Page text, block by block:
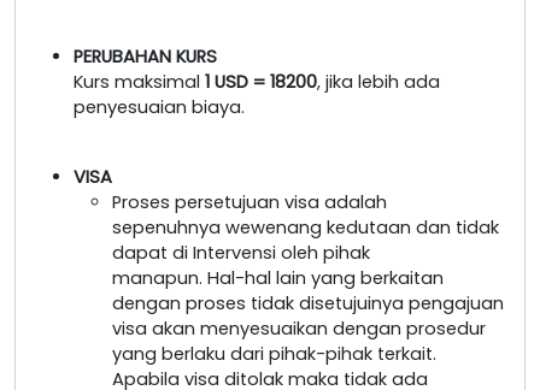
PERUBAHAN KURS
Kurs maksimal 1 USD = 18200, jika lebih ada
penyesuaian biaya.
VISA
Proses persetujuan visa adalah
sepenuhnya wewenang kedutaan dan tidak
dapat di Intervensi oleh pihak
manapun. Hal-hal lain yang berkaitan
dengan proses tidak disetujuinya pengajuan
visa akan menyesuaikan dengan prosedur
yang berlaku dari pihak-pihak terkait.
Apabila visa ditolak maka tidak ada